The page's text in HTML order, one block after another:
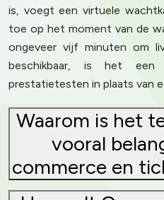
is, voegt een virtuele
toe op het moment van de
ongeveer vijf minuten om
beschikbaar, is het een
prestatietesten in plaats van
Waarom is het
vooral
commerce en